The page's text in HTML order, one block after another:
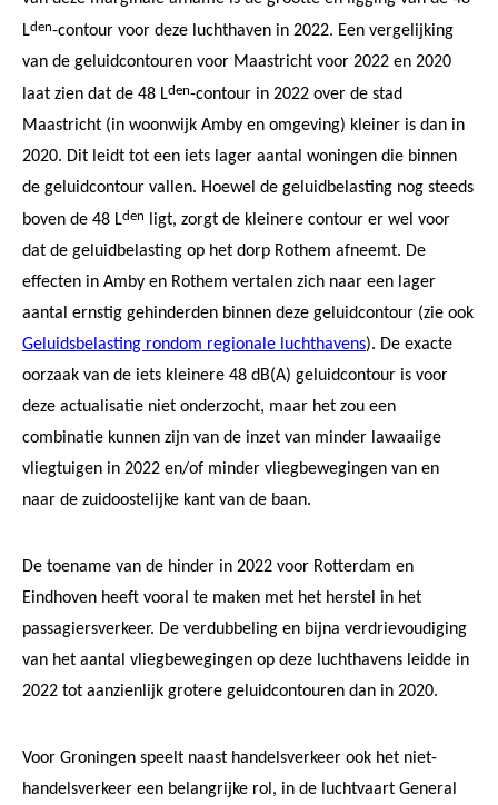
Lden-contour voor deze luchthaven in 2022. Een vergelijking
van de geluidcontouren voor Maastricht voor 2022 en 2020
laat zien dat de 48 Lden-contour in 2022 over de stad
Maastricht (in woonwijk Amby en omgeving) kleiner is dan in
2020. Dit leidt tot een iets lager aantal woningen die binnen
de geluidcontour vallen. Hoewel de geluidbelasting nog steeds
boven de 48 Lden
ligt, zorgt de kleinere contour er wel voor
dat de geluidbelasting op het dorp Rothem afneemt. De
effecten in Amby en Rothem vertalen zich naar een lager
aantal ernstig gehinderden binnen deze geluidcontour (zie ook
Geluidsbelasting rondom regionale luchthavens). De exacte
oorzaak van de iets kleinere 48 dB(A) geluidcontour is voor
deze actualisatie niet onderzocht, maar het zou een
combinatie kunnen zijn van de inzet van minder lawaaiige
vliegtuigen in 2022 en/of minder vliegbewegingen van en
naar de zuidoostelijke kant van de baan.
De toename van de hinder in 2022 voor Rotterdam en
Eindhoven heeft vooral te maken met het herstel in het
passagiersverkeer. De verdubbeling en bijna verdrievoudiging
van het aantal vliegbewegingen op deze luchthavens leidde in
2022 tot aanzienlijk grotere geluidcontouren dan in 2020.
Voor Groningen speelt naast handelsverkeer ook het niet-
handelsverkeer een belangrijke rol, in de luchtvaart General